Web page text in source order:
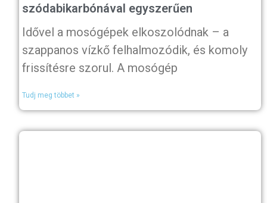
szódabikarbónával egyszerűen
Idővel a mosógépek elkoszolódnak – a
szappanos vízkő felhalmozódik, és komoly
frissítésre szorul. A mosógép
Tudj meg többet »